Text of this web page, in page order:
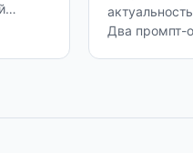
Два промпт-